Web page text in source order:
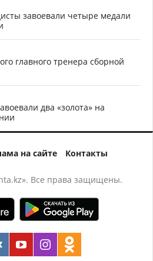
завоевали четыре медали
главного тренера сборной
два «золота» на
на сайте Контакты
Все права защищены.